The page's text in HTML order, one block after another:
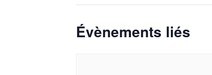
Évènements liés